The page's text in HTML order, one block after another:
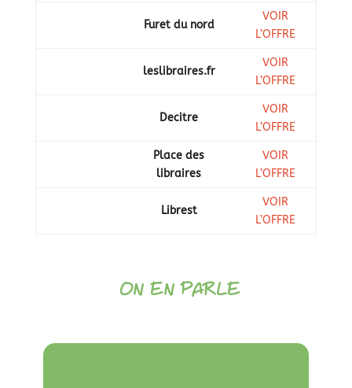
Furet du nord
VOIR
L’OFFRE
leslibraires.fr
VOIR
L’OFFRE
Decitre
VOIR
L’OFFRE
Place des
libraires
VOIR
L’OFFRE
Librest
VOIR
L’OFFRE
ON EN PARLE